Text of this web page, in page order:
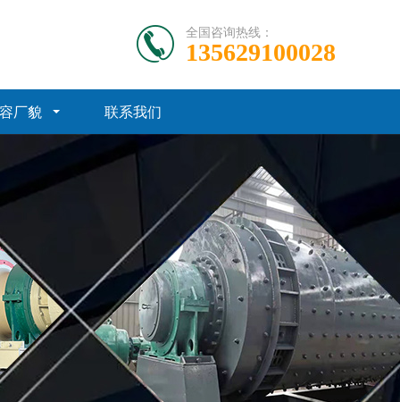
全国咨询热线：
135629100028
厂貌 联系我们